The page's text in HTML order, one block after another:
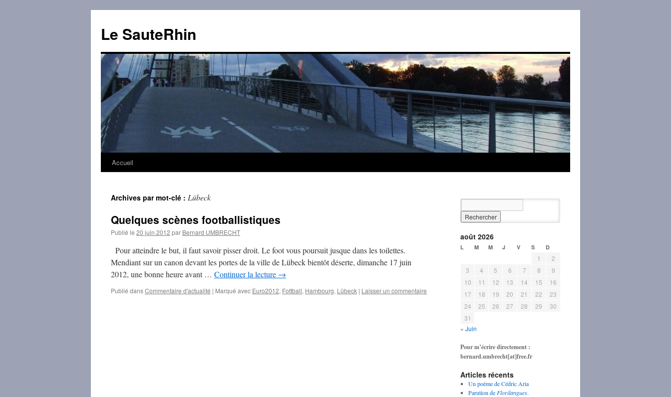
contenu
Le SauteRhin
Accueil
Archives par mot-clé : Lübeck
Quelques scènes footballistiques
Publié le 20 juin 2012 par Bernard UMBRECHT
Pour atteindre le but, il faut savoir pisser droit. Le foot vous poursuit jusque dans les toilettes.
Mendiant sur un canon devant les portes de la ville de Lübeck bientôt déserte, dimanche 17 juin
2012, une bonne heure avant … Continuer la lecture →
Publié dansCommentaire d'actualité | Marqué avec Euro2012, Fottball, Hambourg, Lübeck | Laisser un commentaire
août 2026
L M M J V S D
1
2
3
4 5 6 7 8
9
10
11 12 13 14 15
16
17
18 19 20 21 22
23
24
25 26 27 28 29
30
31
« Juin
Pour m’écrire directement :
bernard.umbrecht[at]free.fr
Articles récents
Un poème de Cédric Aria
Parution de Florilangues.